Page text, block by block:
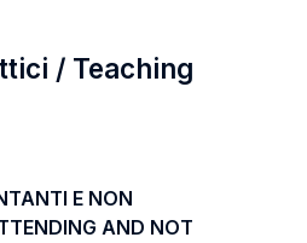
/ Teaching
E NON
AND NOT